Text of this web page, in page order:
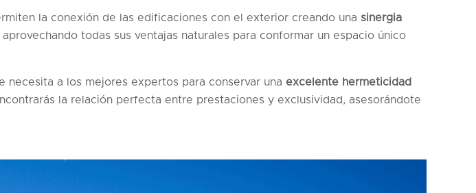
la conexión de las edificaciones con el exterior creando una sinergia
aprovechando todas sus ventajas naturales para conformar un espacio único
necesita a los mejores expertos para conservar una excelente hermeticidad
la relación perfecta entre prestaciones y exclusividad, asesorándote